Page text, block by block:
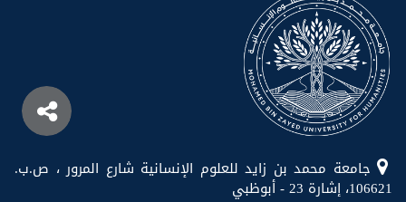
جامعة محمد بن زايد للعلوم الإنسانية شارع المرور ، ص.ب.
106621، إشارة 23 - أبوظبي